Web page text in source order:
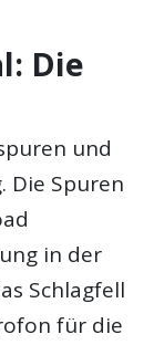
Die
und
Die Spuren
in der
Schlagfell
für die